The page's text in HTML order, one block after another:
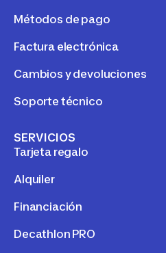
Métodos de pago
Factura electrónica
Cambios y devoluciones
Soporte técnico
SERVICIOS
Tarjeta regalo
Alquiler
Financiación
Decathlon PRO